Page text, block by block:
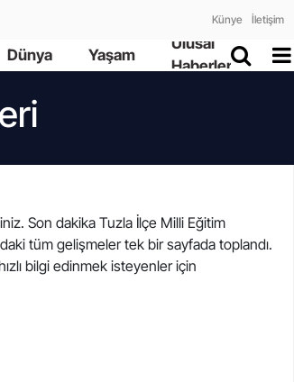
Künye İletişim
Dünya Yaşam
Ulusal
Haberler
Son dakika Tuzla İlçe Milli Eğitim
tüm gelişmeler tek bir sayfada toplandı.
bilgi edinmek isteyenler için